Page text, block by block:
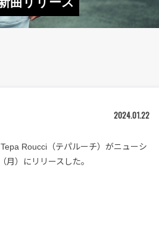
2024.01.22
Roucci（テパルーチ）がニューシ
月）にリリースした。